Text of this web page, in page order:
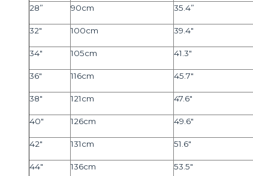
28” 90cm 35.4”
32" 100cm 39.4"
34" 105cm 41.3"
36" 116cm 45.7"
38" 121cm 47.6"
40" 126cm 49.6"
42" 131cm 51.6"
44" 136cm 53.5"